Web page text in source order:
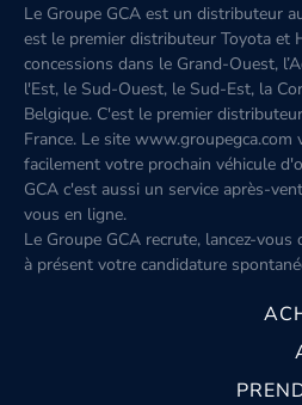
Le Groupe GCA est un distributeur
est le premier distributeur Toyota et
concessions dans le Grand-Ouest,
l'Est, le Sud-Ouest, le Sud-Est, la
Belgique. C'est le premier
France. Le site
facilement votre prochain véhicule
GCA c'est aussi un service après-
vous en ligne.
Le Groupe GCA recrute, lancez-vous
à présent votre candidature